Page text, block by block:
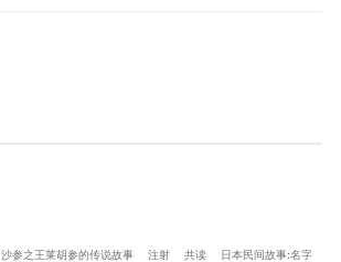
沙参之王莱胡参的传说故事 注射 共读 日本民间故事:名字